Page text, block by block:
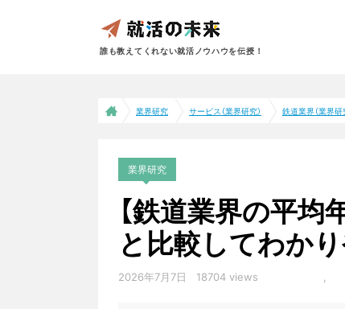
誰も教えてくれない就活ノウハウを伝授！
業界研究 サービス（業界研究） 鉄道業界（業界研
業界研究
【鉄道業界の平均
と比較してわかり
2026年7月7日 18704 views